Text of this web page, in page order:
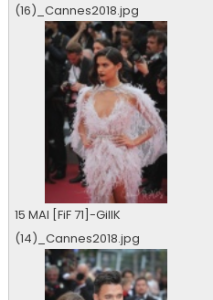
(16)_Cannes2018.jpg
15 MAI [FiF 71]-GillK
(14)_Cannes2018.jpg